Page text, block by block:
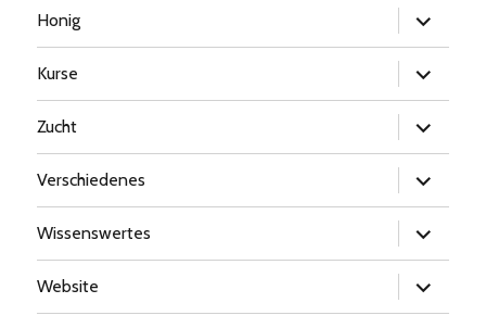
Honig
öffnen
Kurse
öffnen
Zucht
öffnen
Verschiedenes
öffnen
Wissenswertes
öffnen
Website
öffnen